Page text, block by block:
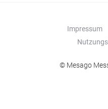
Impressum
© Mesago